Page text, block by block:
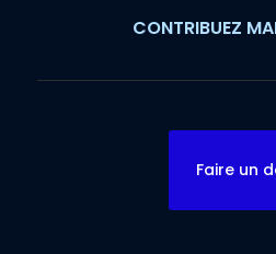
CONTRIBUEZ
Faire un